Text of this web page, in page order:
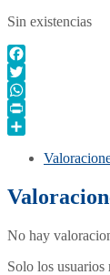
Sin existencias
Facebook
Twitter
WhatsApp
Print
No hay
Solo los usuarios